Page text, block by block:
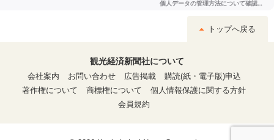
トップへ戻る
観光経済新聞社について
会社案内
お問い合わせ 広告掲載
購読(紙・電子版)申込
著作権について
商標権について
個人情報保護に関する方針
会員規約